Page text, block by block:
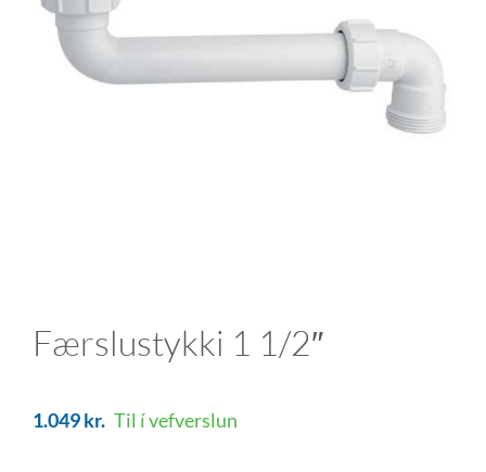
Færslustykki 1 1/2″
1.049kr. Til í vefverslun